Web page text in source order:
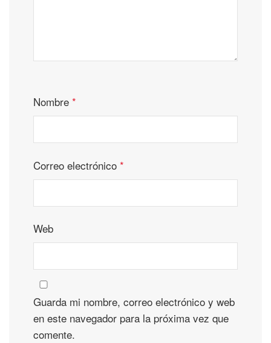
Nombre *
Correo electrónico *
Web
Guarda mi nombre, correo electrónico y web
en este navegador para la próxima vez que
comente.